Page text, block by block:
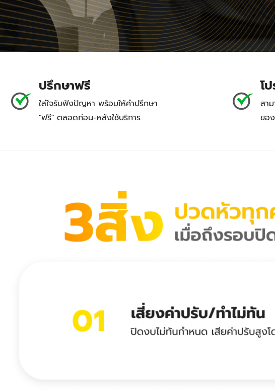
ปรึกษาฟรี
ใส่ใจรับฟังปัญหา พร้อมให้คำปรึกษา
"ฟรี" ตลอดก่อน-หลังใช้บริการ
โ
สา
ขอ